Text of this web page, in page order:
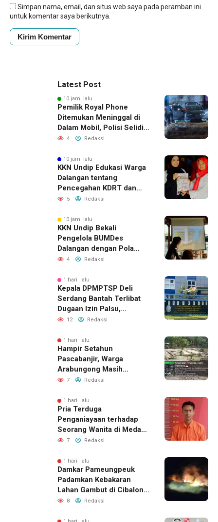
Simpan nama, email, dan situs web saya pada peramban ini
untuk komentar saya berikutnya.
Latest Post
10 jam lalu
Pemilik Royal Phone
Ditemukan Meninggal di
Dalam Mobil, Polisi Selidiki
Dugaan Keterkaitan
4 Redaksi
10 jam lalu
KKN Undip Edukasi Warga
Dalangan tentang
Pencegahan KDRT dan
Komunikasi Keluarga
5 Redaksi
10 jam lalu
KKN Undip Bekali
Pengelola BUMDes
Dalangan dengan Pola
Pikir Inovatif
4 Redaksi
1 hari lalu
Kepala DPMPTSP Deli
Serdang Bantah Terlibat
Dugaan Izin Palsu,
Tegaskan Proses
Jalur Resmi
12 Redaksi
1 hari lalu
Hampir Setahun
Pascabanjir, Warga
Arabungong Masih
Menunggu Bantuan
7 Redaksi
1 hari lalu
Pria Terduga
Penganiayaan terhadap
Seorang Wanita di Medan
Ditangkap Polisi
7 Redaksi
1 hari lalu
Damkar Pameungpeuk
Padamkan Kebakaran
Lahan Gambut di Cibalong,
Permukiman Warga
8 Redaksi